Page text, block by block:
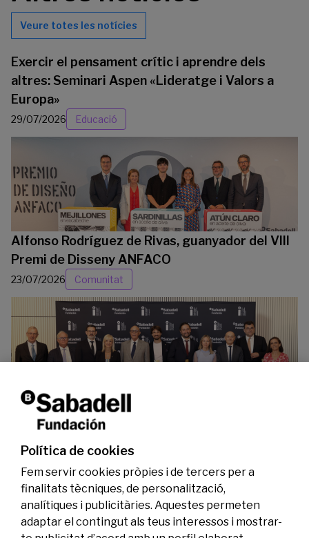
Veure totes les notícies
Exercir el pensament crític i aprendre dels
altres: Seminari Aspen «Lideratge i Valors a
Europa»
29/07/2026 Educació
Alfonso Rodríguez de Rivas, guanyador del VIII
Premi de Disseny ANFACO
23/07/2026 Comunitat
La Fundació Banc Sabadell reconeix a dos
investigadors en els àmbits de l’edició del
genoma i l’energia neta
Política de cookies
Fem servir cookies pròpies i de tercers per a
finalitats tècniques, de personalització,
analítiques i publicitàries. Aquestes permeten
adaptar el contingut als teus interessos i mostrar-